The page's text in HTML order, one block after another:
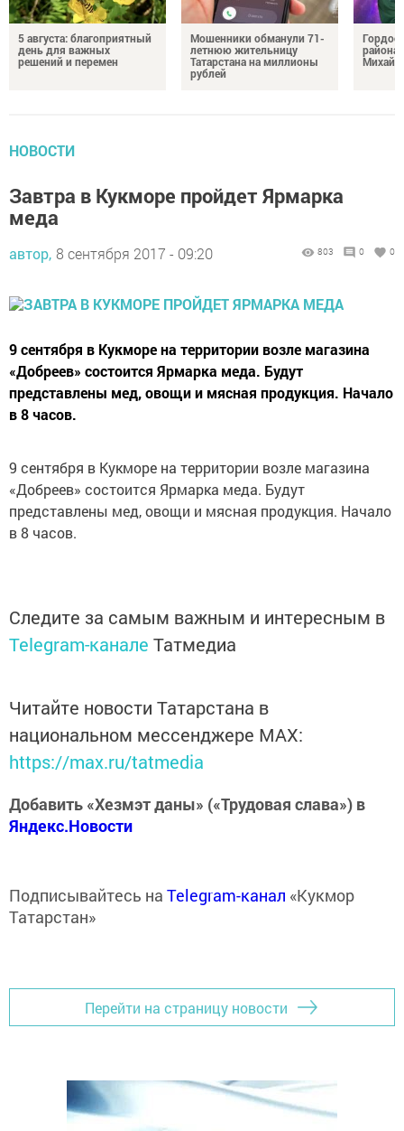
5 августа: благоприятный
день для важных
решений и перемен
Мошенники обманули 71-
летнюю жительницу
Татарстана на миллионы
рублей
НОВОСТИ
Завтра в Кукморе пройдет Ярмарка
меда
автор, 8 сентября 2017 - 09:20 803 0 0
9 сентября в Кукморе на территории возле магазина
«Добреев» состоится Ярмарка меда. Будут
представлены мед, овощи и мясная продукция. Начало
в 8 часов.
9 сентября в Кукморе на территории возле магазина
«Добреев» состоится Ярмарка меда. Будут
представлены мед, овощи и мясная продукция. Начало
в 8 часов.
Следите за самым важным и интересным в
Telegram-канале Татмедиа
Читайте новости Татарстана в
национальном мессенджере MАХ:
https://max.ru/tatmedia
Добавить «Хезмэт даны» («Трудовая слава») в
Яндекс.Новости
Подписывайтесь на Telegram-канал «Кукмор
Татарстан»
Перейти на страницу новости